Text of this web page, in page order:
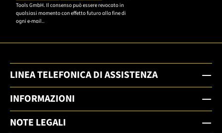
Tools GmbH. Il consenso può essere revocato in
qualsiasi momento con effetto futuro alla fine di
ogni e-mail..
LINEA TELEFONICA DI ASSISTENZA
INFORMAZIONI
NOTE LEGALI